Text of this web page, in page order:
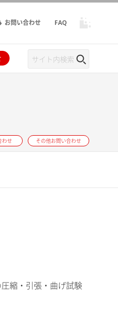
お問い合わせ FAQ
わせ その他お問い合わせ
縮・引張・曲げ試験